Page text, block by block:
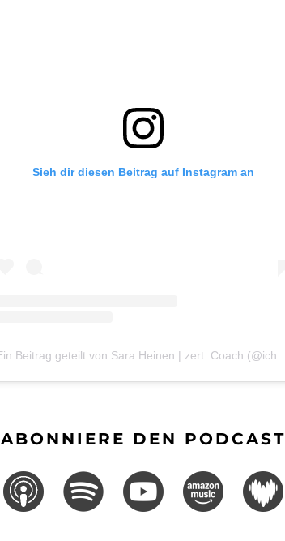
Sieh dir diesen Beitrag auf Instagram an
ABONNIERE DEN PODCAST